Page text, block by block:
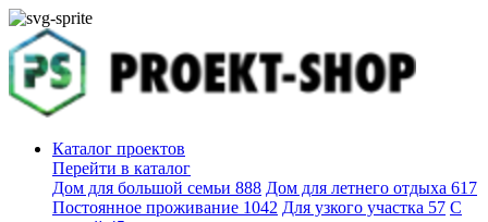
Каталог проектов
Перейти в каталог
Дом для большой семьи 888 Дом для летнего отдыха 617
Постоянное проживание 1042 Для узкого участка 57 С